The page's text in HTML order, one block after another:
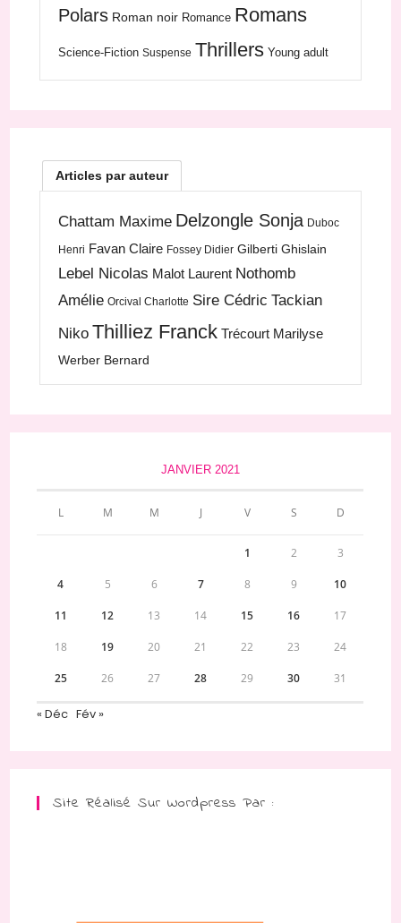
Polars Roman noir Romance Romans
Science-Fiction Suspense Thrillers Young adult
Articles par auteur
Chattam Maxime Delzongle Sonja Duboc
Henri Favan Claire Fossey Didier Gilberti Ghislain
Lebel Nicolas Malot Laurent Nothomb
Amélie Orcival Charlotte Sire Cédric Tackian
Niko Thilliez Franck Trécourt Marilyse
Werber Bernard
JANVIER 2021
L M M J V S D
1 2 3
4 5 6 7 8 9 10
11 12 13 14 15 16 17
18 19 20 21 22 23 24
25 26 27 28 29 30 31
« Déc Fév »
Site Réalisé Sur Wordpress Par :